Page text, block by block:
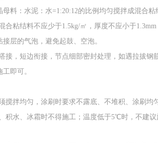
母料：水泥：水=1:20:12的比例均匀搅拌成混合
合粘结料不应少于1.5kg/㎡，厚度不应小于
层的气泡，避免起鼓、空泡。
接，短边衔接，节点细部密封处理，如遇拉拔
即可。
搅拌均匀，涂刷时要求不露底、不堆积、涂刷均
积水、冰霜时不得施工；温度低于5℃时，不建